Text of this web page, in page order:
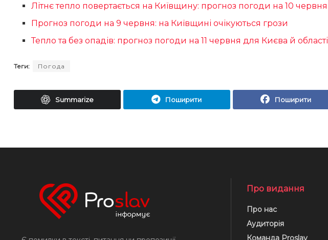
Літнє тепло повертається на Київщину: прогноз погоди на 10 червня
Прогноз погоди на 9 червня: на Київщині очікуються грози
Тепло та без опадів: прогноз погоди на 11 червня для Києва й області
Теги: Погода
Summarize Поширити Поширити
Про видання
Про нас
Аудиторія
Команда Proslav